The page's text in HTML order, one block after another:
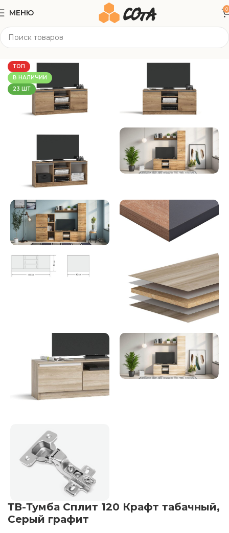
МЕНЮ 0
Корпусная мебель
ТОП
В НАЛИЧИИ
23 ШТ
ТВ-Тумба Сплит 120 Крафт табачный,
Серый графит